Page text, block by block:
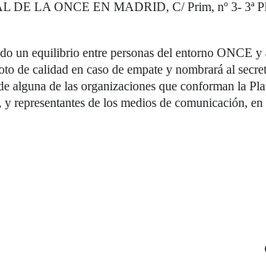
DE LA ONCE EN MADRID, C/ Prim, nº 3- 3ª
un equilibrio entre personas del entorno ONCE
de calidad en caso de empate y nombrará al
alguna de las organizaciones que conforman la
de los medios de comunicación, en